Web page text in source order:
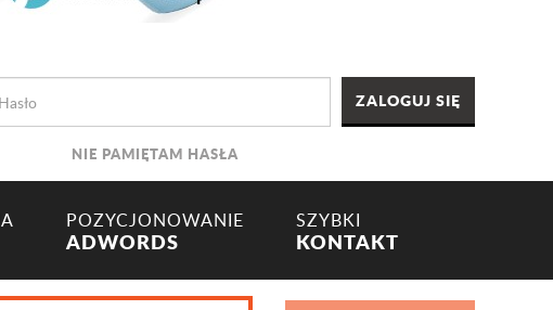
NIE PAMIĘTAM HASŁA
POZYCJONOWANIE
ADWORDS
SZYBKI
KONTAKT